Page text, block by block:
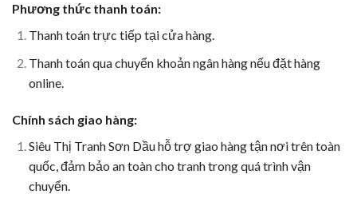
Phương thức thanh toán:
Thanh toán trực tiếp tại cửa hàng.
Thanh toán qua chuyển khoản ngân hàng nếu đặt hàng
online.
Chính sách giao hàng:
Siêu Thị Tranh Sơn Dầu hỗ trợ giao hàng tận nơi trên toàn
quốc, đảm bảo an toàn cho tranh trong quá trình vận
chuyển.